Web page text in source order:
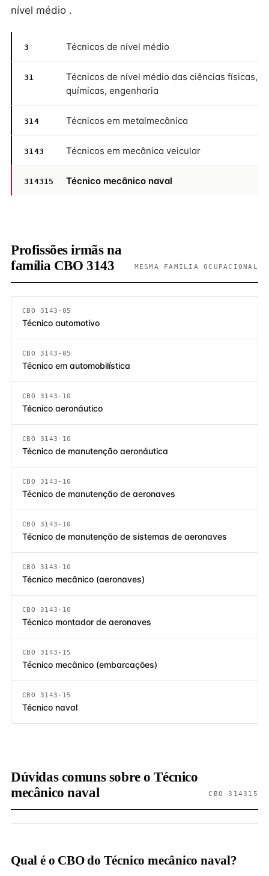
nível médio .
3 Técnicos de nível médio
31
Técnicos de nível médio das ciências físicas,
químicas, engenharia
314 Técnicos em metalmecânica
3143 Técnicos em mecânica veicular
314315 Técnico mecânico naval
Profissões irmãs na
família CBO 3143
MESMA FAMÍLIA OCUPACIONAL
CBO 3143-05
Técnico automotivo
CBO 3143-05
Técnico em automobilística
CBO 3143-10
Técnico aeronáutico
CBO 3143-10
Técnico de manutenção aeronáutica
CBO 3143-10
Técnico de manutenção de aeronaves
CBO 3143-10
Técnico de manutenção de sistemas de aeronaves
CBO 3143-10
Técnico mecânico (aeronaves)
CBO 3143-10
Técnico montador de aeronaves
CBO 3143-15
Técnico mecânico (embarcações)
CBO 3143-15
Técnico naval
Dúvidas comuns sobre o Técnico
mecânico naval
CBO 314315
Qual é o CBO do Técnico mecânico naval?